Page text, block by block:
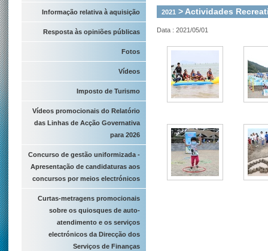
Informação relativa à aquisição
Resposta às opiniões públicas
Fotos
Vídeos
Imposto de Turismo
Vídeos promocionais do Relatório
das Linhas de Acção Governativa
para 2026
Concurso de gestão uniformizada -
Apresentação de candidaturas aos
concursos por meios electrónicos
Curtas-metragens promocionais
sobre os quiosques de auto-
atendimento e os serviços
electrónicos da Direcção dos
Serviços de Finanças
2021 > Actividades
Data : 2021/05/01